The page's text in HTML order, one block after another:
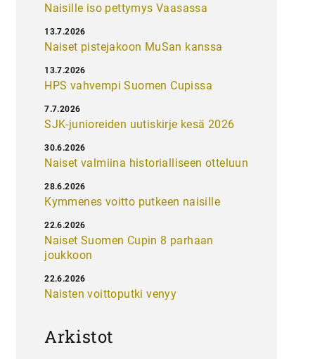
Naisille iso pettymys Vaasassa
Naiset pistejakoon MuSan kanssa
13.7.2026
HPS vahvempi Suomen Cupissa
13.7.2026
SJK-junioreiden uutiskirje kesä 2026
7.7.2026
Naiset valmiina historialliseen otteluun
30.6.2026
Kymmenes voitto putkeen naisille
28.6.2026
Naiset Suomen Cupin 8 parhaan
joukkoon
22.6.2026
Naisten voittoputki venyy
22.6.2026
Arkistot